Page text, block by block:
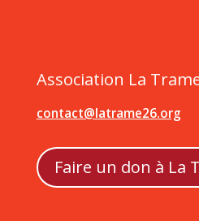
Association La
contact@latrame26.org
Faire un don à La